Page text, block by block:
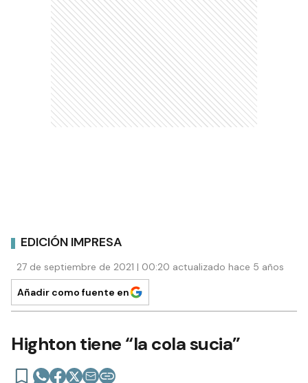
EDICIÓN IMPRESA
27 de septiembre de 2021 | 00:20 actualizado hace 5 años
Añadir como fuente en
Highton tiene “la cola sucia”